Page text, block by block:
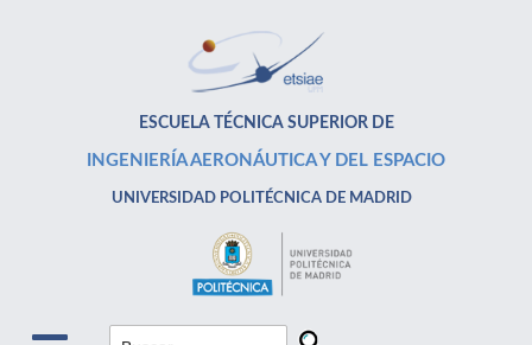
ESCUELA TÉCNICA SUPERIOR DE
INGENIERÍA AERONÁUTICA Y DEL ESPACIO
UNIVERSIDAD POLITÉCNICA DE MADRID